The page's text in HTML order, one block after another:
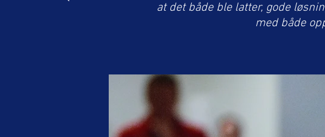
at det både ble latter, gode
med både